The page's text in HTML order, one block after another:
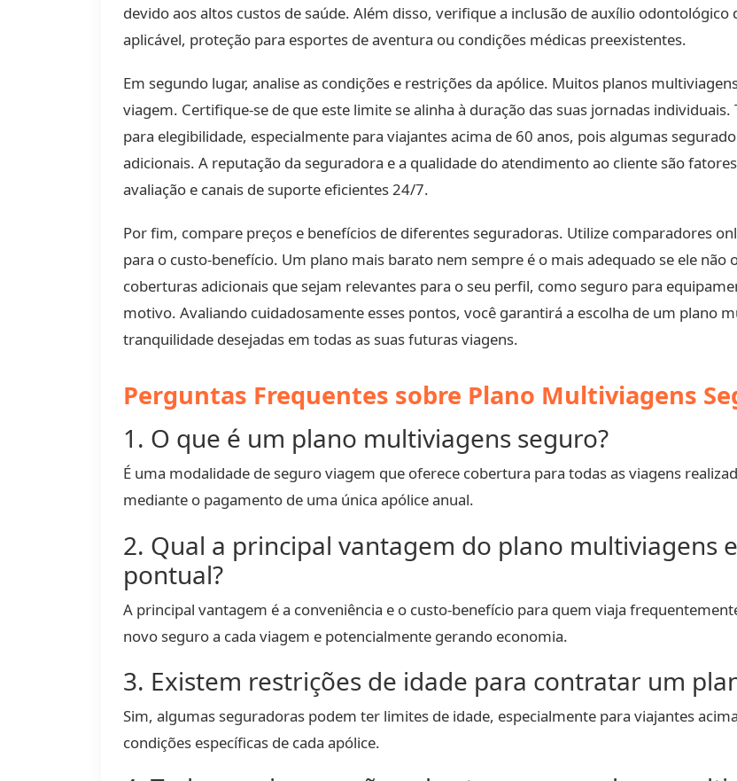
devido aos altos custos de saúde. Além disso, verifique a inclusão de auxílio
aplicável, proteção para esportes de aventura ou condições médicas preexistentes.
Em segundo lugar, analise as condições e restrições da apólice. Muitos planos
viagem. Certifique-se de que este limite se alinha à duração das suas jornadas
para elegibilidade, especialmente para viajantes acima de 60 anos, pois algumas
adicionais. A reputação da seguradora e a qualidade do atendimento ao cliente são
avaliação e canais de suporte eficientes 24/7.
Por fim, compare preços e benefícios de diferentes seguradoras. Utilize comparadores
para o custo-benefício. Um plano mais barato nem sempre é o mais adequado se ele
coberturas adicionais que sejam relevantes para o seu perfil, como seguro para
motivo. Avaliando cuidadosamente esses pontos, você garantirá a escolha de um plano
tranquilidade desejadas em todas as suas futuras viagens.
Perguntas Frequentes sobre Plano Multiviagens
1. O que é um plano multiviagens seguro?
É uma modalidade de seguro viagem que oferece cobertura para todas as viagens
mediante o pagamento de uma única apólice anual.
2. Qual a principal vantagem do plano multiviagens
pontual?
A principal vantagem é a conveniência e o custo-benefício para quem viaja
novo seguro a cada viagem e potencialmente gerando economia.
3. Existem restrições de idade para contratar um
Sim, algumas seguradoras podem ter limites de idade, especialmente para viajantes
condições específicas de cada apólice.